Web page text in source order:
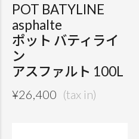
POT BATYLINE
asphalte
ポット バティライ
ン
アスファルト 100L
¥26,400